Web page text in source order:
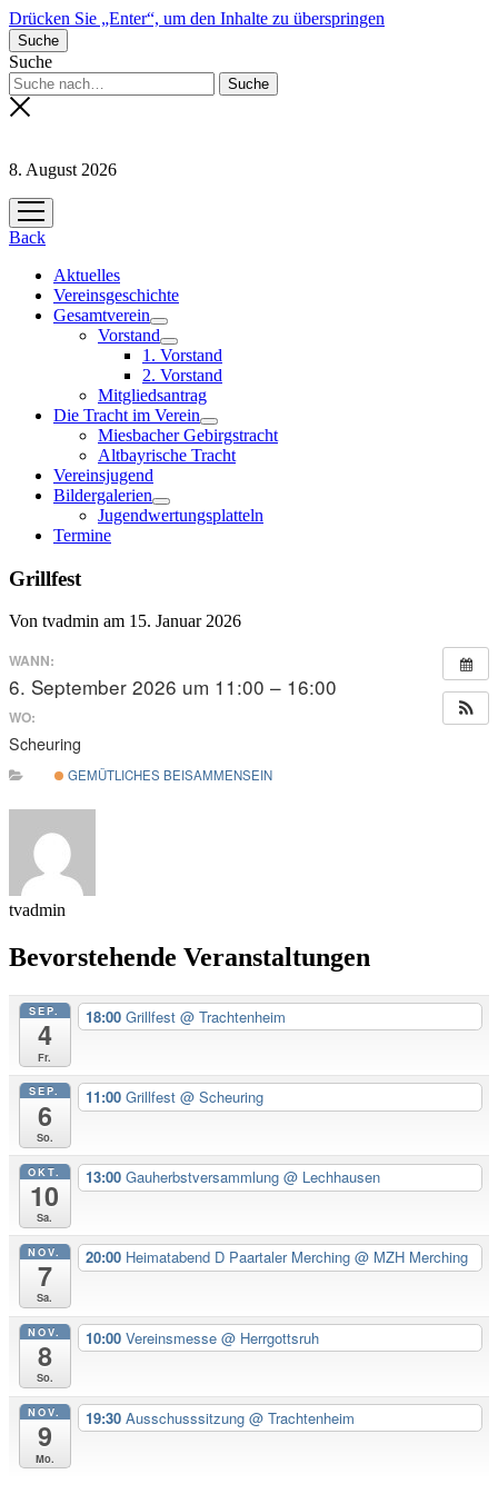
Drücken Sie „Enter“, um den Inhalte zu überspringen
Suche
Suche
8. August 2026
Menü
öffnen
Back
Aktuelles
Vereinsgeschichte
Gesamtverein
Menü
öffnen
Vorstand
Menü
öffnen
1. Vorstand
2. Vorstand
Mitgliedsantrag
Die Tracht im Verein
Menü
öffnen
Miesbacher Gebirgstracht
Altbayrische Tracht
Vereinsjugend
Bildergalerien
Menü
öffnen
Jugendwertungsplatteln
Termine
Grillfest
Von tvadmin am 15. Januar 2026
WANN:
6. September 2026 um 11:00 – 16:00
WO:
Scheuring
GEMÜTLICHES BEISAMMENSEIN
tvadmin
Bevorstehende Veranstaltungen
SEP.
4
Fr.
18:00 Grillfest @ Trachtenheim
SEP.
6
So.
11:00 Grillfest @ Scheuring
OKT.
10
Sa.
13:00 Gauherbstversammlung @ Lechhausen
NOV.
7
Sa.
20:00 Heimatabend D Paartaler Merching @ MZH Merching
NOV.
8
So.
10:00 Vereinsmesse @ Herrgottsruh
NOV.
9
Mo.
19:30 Ausschusssitzung @ Trachtenheim